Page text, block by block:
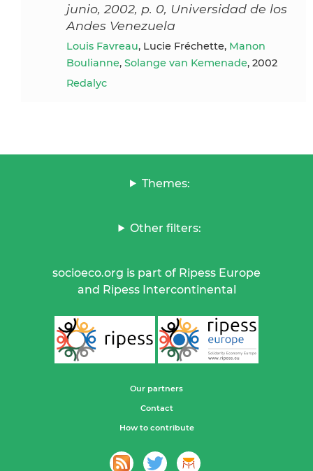
junio, 2002, p. 0, Universidad de los
Andes Venezuela
Louis Favreau, Lucie Fréchette, Manon
Boulianne, Solange van Kemenade, 2002
Redalyc
Themes:
Other filters:
socioeco.org is part of Ripess Europe
and Ripess Intercontinental
Our partners
Contact
How to contribute